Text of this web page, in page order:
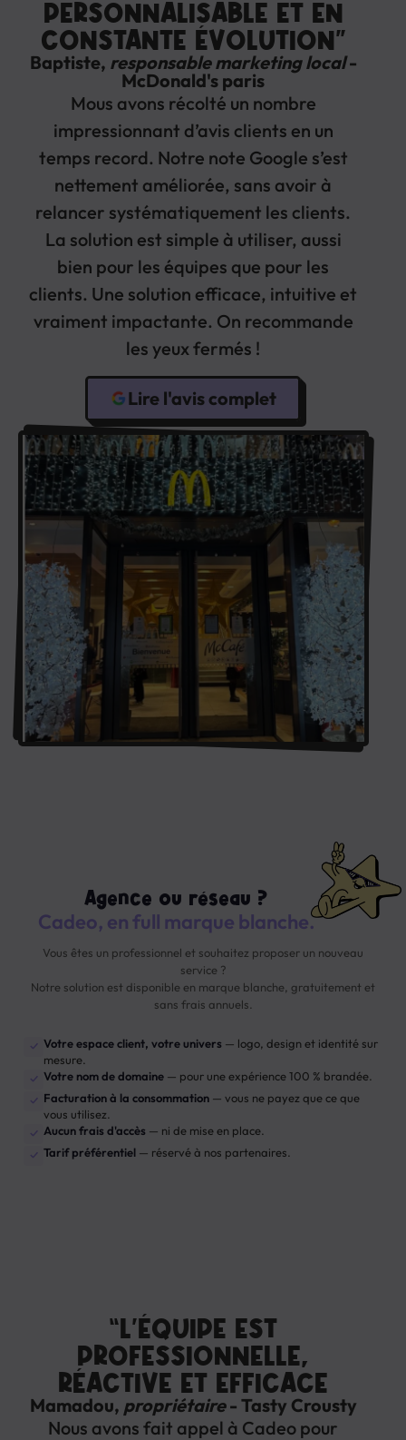
PERSONNALISABLE ET EN
CONSTANTE ÉVOLUTION"
Baptiste, responsable marketing local-
McDonald's paris
Mous avons récolté un nombre
impressionnant d’avis clients en un
temps record. Notre note Google s’est
nettement améliorée, sans avoir à
relancer systématiquement les clients.
La solution est simple à utiliser, aussi
bien pour les équipes que pour les
clients. Une solution efficace, intuitive et
vraiment impactante. On recommande
les yeux fermés !
Lire l'avis complet
Agence ou réseau ?
Cadeo, en full marque blanche.
Vous êtes un professionnel et souhaitez proposer un nouveau
service ?
Notre solution est disponible en marque blanche, gratuitement et
sans frais annuels.
✓ Votre espace client, votre univers — logo, design et identité sur
mesure.
✓ Votre nom de domaine — pour une expérience 100 % brandée.
✓ Facturation à la consommation — vous ne payez que ce que
vous utilisez.
✓ Aucun frais d'accès — ni de mise en place.
✓ Tarif préférentiel — réservé à nos partenaires.
“L’ÉQUIPE EST
PROFESSIONNELLE,
RÉACTIVE ET EFFICACE
Mamadou, propriétaire- Tasty Crousty
Nous avons fait appel à Cadeo pour